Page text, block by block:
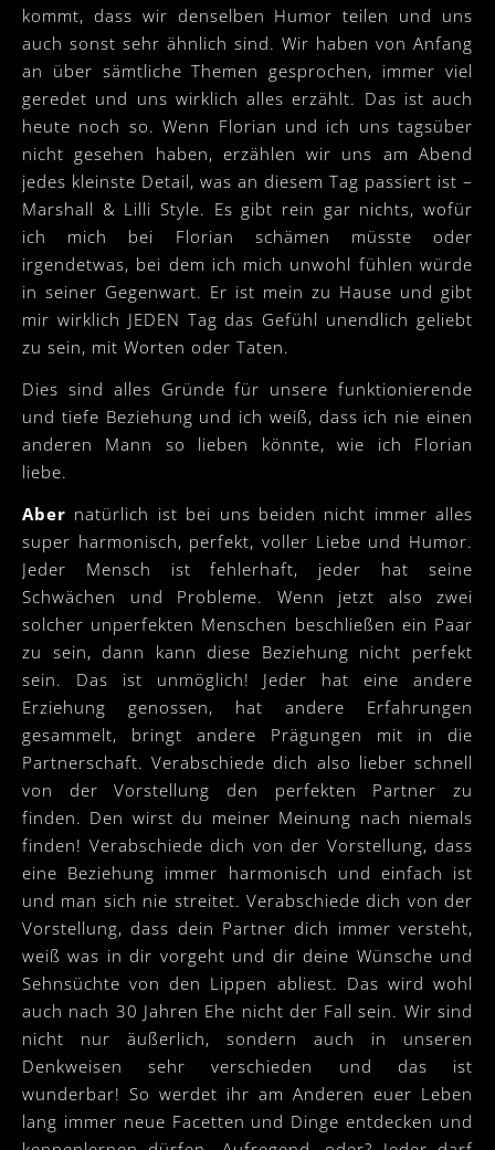
kommt, dass wir denselben Humor teilen und uns
auch sonst sehr ähnlich sind. Wir haben von Anfang
an über sämtliche Themen gesprochen, immer viel
geredet und uns wirklich alles erzählt. Das ist auch
heute noch so. Wenn Florian und ich uns tagsüber
nicht gesehen haben, erzählen wir uns am Abend
jedes kleinste Detail, was an diesem Tag passiert ist –
Marshall & Lilli Style. Es gibt rein gar nichts, wofür
ich mich bei Florian schämen müsste oder
irgendetwas, bei dem ich mich unwohl fühlen würde
in seiner Gegenwart. Er ist mein zu Hause und gibt
mir wirklich JEDEN Tag das Gefühl unendlich geliebt
zu sein, mit Worten oder Taten.
Dies sind alles Gründe für unsere funktionierende
und tiefe Beziehung und ich weiß, dass ich nie einen
anderen Mann so lieben könnte, wie ich Florian
liebe.
Aber natürlich ist bei uns beiden nicht immer alles
super harmonisch, perfekt, voller Liebe und Humor.
Jeder Mensch ist fehlerhaft, jeder hat seine
Schwächen und Probleme. Wenn jetzt also zwei
solcher unperfekten Menschen beschließen ein Paar
zu sein, dann kann diese Beziehung nicht perfekt
sein. Das ist unmöglich! Jeder hat eine andere
Erziehung genossen, hat andere Erfahrungen
gesammelt, bringt andere Prägungen mit in die
Partnerschaft. Verabschiede dich also lieber schnell
von der Vorstellung den perfekten Partner zu
finden. Den wirst du meiner Meinung nach niemals
finden! Verabschiede dich von der Vorstellung, dass
eine Beziehung immer harmonisch und einfach ist
und man sich nie streitet. Verabschiede dich von der
Vorstellung, dass dein Partner dich immer versteht,
weiß was in dir vorgeht und dir deine Wünsche und
Sehnsüchte von den Lippen abliest. Das wird wohl
auch nach 30 Jahren Ehe nicht der Fall sein. Wir sind
nicht nur äußerlich, sondern auch in unseren
Denkweisen sehr verschieden und das ist
wunderbar! So werdet ihr am Anderen euer Leben
lang immer neue Facetten und Dinge entdecken und